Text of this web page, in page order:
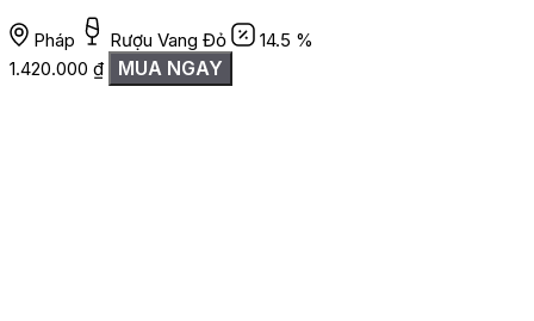
Pháp Rượu Vang Đỏ
14.5 %
1.420.000 ₫ MUA NGAY